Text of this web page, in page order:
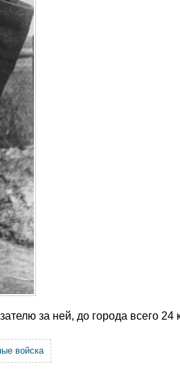
за ней, до города всего 24
войска